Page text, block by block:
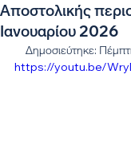
Αποστολικής
Ιανουαρίου 2026
Δημοσιεύτηκε:
https://youtu.be/